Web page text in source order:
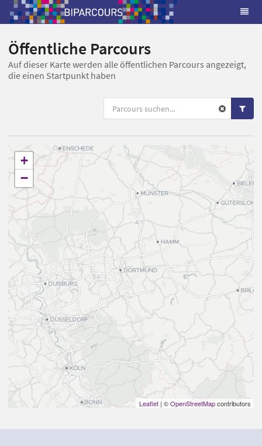
Öffentliche Parcours
Auf dieser Karte werden alle öffentlichen Parcours angezeigt,
die einen Startpunkt haben
+
−
Leaflet | ©OpenStreetMapcontributors